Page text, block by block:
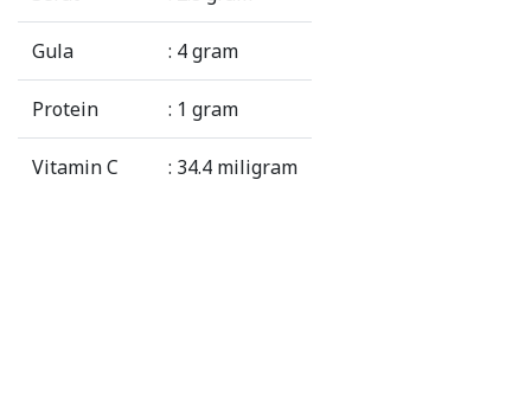
Gula : 4 gram
Protein : 1 gram
Vitamin C : 34.4 miligram